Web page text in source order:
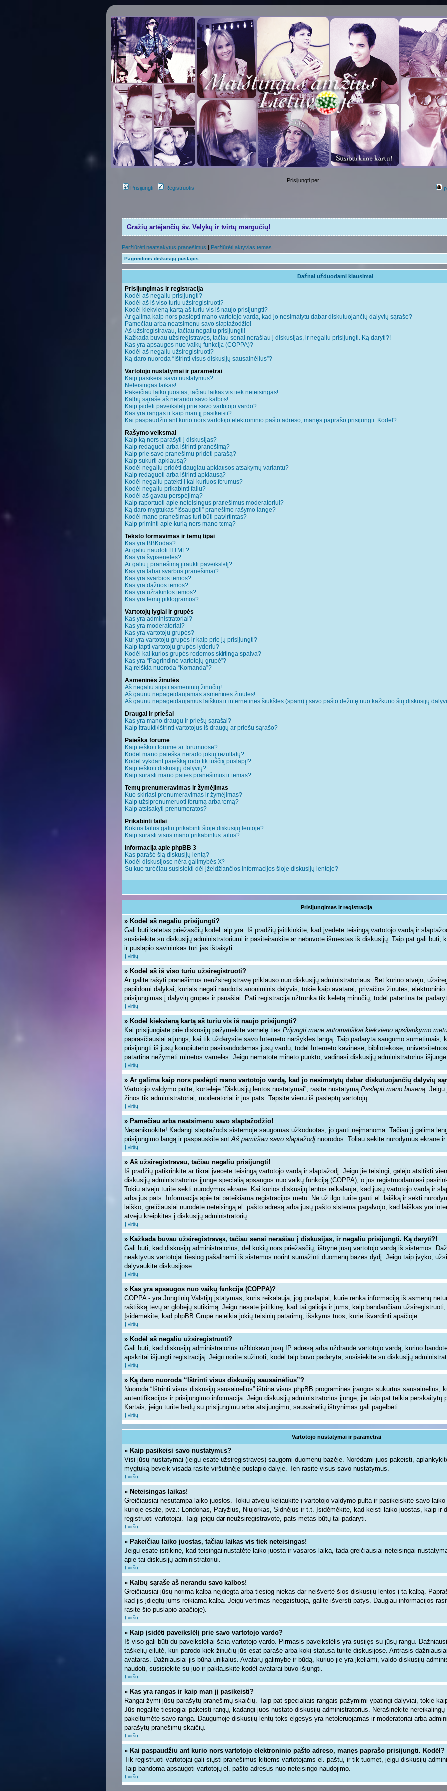
Prisijungti Registruotis
Prisijungti per:
Gražių artėjančių šv. Velykų ir tvirtų margučių!
Peržiūrėti neatsakytus pranešimus | Peržiūrėti aktyvias temas
Pagrindinis diskusijų puslapis
Dažnai užduodami klausimai
Prisijungimas ir registracija
Kodėl aš negaliu prisijungti?
Kodėl aš iš viso turiu užsiregistruoti?
Kodėl kiekvieną kartą aš turiu vis iš naujo prisijungti?
Ar galima kaip nors paslėpti mano vartotojo vardą, kad jo nesimatytų dabar diskutuojančių dalyvių sąraše?
Pamečiau arba neatsimenu savo slaptažodžio!
Aš užsiregistravau, tačiau negaliu prisijungti!
Kažkada buvau užsiregistravęs, tačiau senai nerašiau į diskusijas, ir negaliu prisijungti. Ką daryti?!
Kas yra apsaugos nuo vaikų funkcija (COPPA)?
Kodėl aš negaliu užsiregistruoti?
Ką daro nuoroda “Ištrinti visus diskusijų sausainėlius”?
Vartotojo nustatymai ir parametrai
Kaip pasikeisi savo nustatymus?
Neteisingas laikas!
Pakeičiau laiko juostas, tačiau laikas vis tiek neteisingas!
Kalbų sąraše aš nerandu savo kalbos!
Kaip įsidėti paveikslėlį prie savo vartotojo vardo?
Kas yra rangas ir kaip man jį pasikeisti?
Kai paspaudžiu ant kurio nors vartotojo elektroninio pašto adreso, manęs paprašo prisijungti. Kodėl?
Rašymo veiksmai
Kaip ką nors parašyti į diskusijas?
Kaip redaguoti arba ištrinti pranešimą?
Kaip prie savo pranešimų pridėti parašą?
Kaip sukurti apklausą?
Kodėl negaliu pridėti daugiau apklausos atsakymų variantų?
Kaip redaguoti arba ištrinti apklausą?
Kodėl negaliu patekti į kai kuriuos forumus?
Kodėl negaliu prikabinti failų?
Kodėl aš gavau perspėjimą?
Kaip raportuoti apie neteisingus pranešimus moderatoriui?
Ką daro mygtukas “Išsaugoti” pranešimo rašymo lange?
Kodėl mano pranešimas turi būti patvirtintas?
Kaip priminti apie kurią nors mano temą?
Teksto formavimas ir temų tipai
Kas yra BBKodas?
Ar galiu naudoti HTML?
Kas yra šypsenėlės?
Ar galiu į pranešimą įtraukti paveikslėlį?
Kas yra labai svarbūs pranešimai?
Kas yra svarbios temos?
Kas yra dažnos temos?
Kas yra užrakintos temos?
Kas yra temų piktogramos?
Vartotojų lygiai ir grupės
Kas yra administratoriai?
Kas yra moderatoriai?
Kas yra vartotojų grupės?
Kur yra vartotojų grupės ir kaip prie jų prisijungti?
Kaip tapti vartotojų grupės lyderiu?
Kodėl kai kurios grupės rodomos skirtinga spalva?
Kas yra “Pagrindinė vartotojų grupė”?
Ką reiškia nuoroda “Komanda”?
Asmeninės žinutės
Aš negaliu siųsti asmeninių žinučių!
Aš gaunu nepageidaujamas asmenines žinutes!
Aš gaunu nepageidaujamus laiškus ir internetines šiukšles (spam) į savo pašto dėžutę nuo kažkurio šių diskusijų
Draugai ir priešai
Kas yra mano draugų ir priešų sąrašai?
Kaip įtraukti/ištrinti vartotojus iš draugų ar priešų sąrašo?
Paieška forume
Kaip ieškoti forume ar forumuose?
Kodėl mano paieška nerado jokių rezultatų?
Kodėl vykdant paiešką rodo tik tuščią puslapį!?
Kaip ieškoti diskusijų dalyvių?
Kaip surasti mano paties pranešimus ir temas?
Temų prenumeravimas ir žymėjimas
Kuo skiriasi prenumeravimas ir žymėjimas?
Kaip užsiprenumeruoti forumą arba temą?
Kaip atsisakyti prenumeratos?
Prikabinti failai
Kokius failus galiu prikabinti šioje diskusijų lentoje?
Kaip surasti visus mano prikabintus failus?
Informacija apie phpBB 3
Kas parašė šią diskusijų lentą?
Kodėl diskusijose nėra galimybės X?
Su kuo turėčiau susisiekti dėl įžeidžiančios informacijos šioje diskusijų lentoje?
Prisijungimas ir registracija
» Kodėl aš negaliu prisijungti?
Gali būti keletas priežasčių kodėl taip yra. Iš pradžių įsitikinkite, kad įvedėte teisingą vartotojo vardą ir
susisiekite su diskusijų administratoriumi ir pasiteiraukite ar nebuvote išmestas iš diskusijų. Taip pat gali būti,
ir puslapio savininkas turi jas ištaisyti.
Į viršų
» Kodėl aš iš viso turiu užsiregistruoti?
Ar galite rašyti pranešimus neužsiregistravę priklauso nuo diskusijų administratoriaus. Bet kuriuo atveju,
papildomi dalykai, kuriais negali naudotis anoniminis dalyvis, tokie kaip avatarai, privačios žinutės,
prisijungimas į dalyvių grupes ir panašiai. Pati registracija užtrunka tik keletą minučių, todėl patartina tai
Į viršų
» Kodėl kiekvieną kartą aš turiu vis iš naujo prisijungti?
Kai prisijungiate prie diskusijų pažymėkite varnelę ties Prijungti mane automatiškai kiekvieno apsilankymo metu
paprasčiausiai atjungs, kai tik uždarysite savo Interneto naršyklės langą. Taip padaryta saugumo sumetimais,
prisijungti iš jūsų kompiuterio pasinaudodamas jūsų vardu, todėl Interneto kavinėse, bibliotekose,
patartina nežymėti minėtos varneles. Jeigu nematote minėto punkto, vadinasi diskusijų administratorius
Į viršų
» Ar galima kaip nors paslėpti mano vartotojo vardą, kad jo nesimatytų dabar diskutuojančių dalyvių
Vartotojo valdymo pulte, kortelėje “Diskusijų lentos nustatymai”, rasite nustatymą Paslėpti mano būseną. Jeigu
žinos tik administratoriai, moderatoriai ir jūs pats. Tapsite vienu iš paslėptų vartotojų.
Į viršų
» Pamečiau arba neatsimenu savo slaptažodžio!
Nepanikuokite! Kadangi slaptažodis sistemoje saugomas užkoduotas, jo gauti neįmanoma. Tačiau jį galima
prisijungimo langą ir paspauskite antAš pamiršau savo slaptažodį nuorodos. Toliau sekite nurodymus ekrane
Į viršų
» Aš užsiregistravau, tačiau negaliu prisijungti!
Iš pradžių patikrinkite ar tikrai įvedėte teisingą vartotojo vardą ir slaptažodį. Jeigu jie teisingi, galėjo atsitikti
diskusijų administratorius įjungė specialią apsaugos nuo vaikų funkciją (COPPA), o jūs registruodamiesi
Tokiu atveju turite sekti nurodymus ekrane. Kai kurios diskusijų lentos reikalauja, kad jūsų vartotojo vardą ir
arba jūs pats. Informacija apie tai pateikiama registracijos metu. Ne už ilgo turite gauti el. laišką ir sekti
laiško, greičiausiai nurodėte neteisingą el. pašto adresą arba jūsų pašto sistema pagalvojo, kad laiškas yra
atveju kreipkitės į diskusijų administratorių.
Į viršų
» Kažkada buvau užsiregistravęs, tačiau senai nerašiau į diskusijas, ir negaliu prisijungti. Ką daryti?!
Gali būti, kad diskusijų administratorius, dėl kokių nors priežasčių, ištrynė jūsų vartotojo vardą iš sistemos.
neaktyvūs vartotojai tiesiog pašalinami iš sistemos norint sumažinti duomenų bazės dydį. Jeigu taip įvyko,
dalyvaukite diskusijose.
Į viršų
» Kas yra apsaugos nuo vaikų funkcija (COPPA)?
COPPA - yra Jungtinių Valstijų įstatymas, kuris reikalauja, jog puslapiai, kurie renka informaciją iš asmenų
raštišką tėvų ar globėjų sutikimą. Jeigu nesate įsitikinę, kad tai galioja ir jums, kaip bandančiam
Įsidėmėkite, kad phpBB Grupė neteikia jokių teisinių patarimų, išskyrus tuos, kurie išvardinti apačioje.
Į viršų
» Kodėl aš negaliu užsiregistruoti?
Gali būti, kad diskusijų administratorius užblokavo jūsų IP adresą arba uždraudė vartotojo vardą, kuriuo
apskritai išjungti registraciją. Jeigu norite sužinoti, kodėl taip buvo padaryta, susisiekite su diskusijų
Į viršų
» Ką daro nuoroda “Ištrinti visus diskusijų sausainėlius”?
Nuoroda “Ištrinti visus diskusijų sausainėlius” ištrina visus phpBB programinės įrangos sukurtus sausainėlius,
autentifikacijos ir prisijungimo informacija. Jeigu diskusijų administratorius įjungė, jie taip pat teikia perskaitytų
Kartais, jeigu turite bėdų su prisijungimu arba atsijungimu, sausainėlių ištrynimas gali pagelbėti.
Į viršų
Vartotojo nustatymai ir parametrai
» Kaip pasikeisi savo nustatymus?
Visi jūsų nustatymai (jeigu esate užsiregistravęs) saugomi duomenų bazėje. Norėdami juos pakeisti,
mygtuką beveik visada rasite viršutinėje puslapio dalyje. Ten rasite visus savo nustatymus.
Į viršų
» Neteisingas laikas!
Greičiausiai nesutampa laiko juostos. Tokiu atveju keliaukite į vartotojo valdymo pultą ir pasikeiskite savo
kurioje esate, pvz.: Londonas, Paryžius, Niujorkas, Sidnėjus ir t.t. Įsidėmėkite, kad keisti laiko juostas, kaip ir
registruoti vartotojai. Taigi jeigu dar neužsiregistravote, pats metas būtų tai padaryti.
Į viršų
» Pakeičiau laiko juostas, tačiau laikas vis tiek neteisingas!
Jeigu esate įsitikinę, kad teisingai nustatėte laiko juostą ir vasaros laiką, tada greičiausiai neteisingai
apie tai diskusijų administratoriui.
Į viršų
» Kalbų sąraše aš nerandu savo kalbos!
Greičiausiai jūsų norima kalba neįdiegta arba tiesiog niekas dar neišvertė šios diskusijų lentos į tą kalbą.
kad jis įdiegtų jums reikiamą kalbą. Jeigu vertimas neegzistuoja, galite išversti patys. Daugiau informacijos
rasite šio puslapio apačioje).
Į viršų
» Kaip įsidėti paveikslėlį prie savo vartotojo vardo?
Iš viso gali būti du paveikslėliai šalia vartotojo vardo. Pirmasis paveikslėlis yra susijęs su jūsų rangu.
taškelių eilutė, kuri parodo kiek žinučių jūs esat parašę arba kokį statusą turite diskusijose. Antrasis
avataras. Dažniausiai jis būna unikalus. Avatarų galimybę ir būdą, kuriuo jie yra įkeliami, valdo diskusijų
naudoti, susisiekite su juo ir paklauskite kodėl avatarai buvo išjungti.
Į viršų
» Kas yra rangas ir kaip man jį pasikeisti?
Rangai žymi jūsų parašytų pranešimų skaičių. Taip pat specialiais rangais pažymimi ypatingi dalyviai, tokie
Jūs negalite tiesiogiai pakeisti rangų, kadangi juos nustato diskusijų administratorius. Nerašinėkite
pakeltumėte savo rangą. Daugumoje diskusijų lentų toks elgesys yra netoleruojamas ir moderatoriai arba
parašytų pranešimų skaičių.
Į viršų
» Kai paspaudžiu ant kurio nors vartotojo elektroninio pašto adreso, manęs paprašo prisijungti. Kodėl?
Tik registruoti vartotojai gali siųsti pranešimus kitiems vartotojams el. paštu, ir tik tuomet, jeigu diskusijų
Taip bandoma apsaugoti vartotojų el. pašto adresus nuo neteisingo naudojimo.
Į viršų